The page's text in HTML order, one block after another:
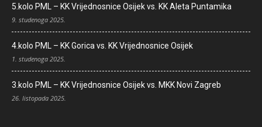
5.kolo PML – KK Vrijednosnice Osijek vs. KK Aleta Puntamika
9. studenoga 2025.
4.kolo PML – KK Gorica vs. KK Vrijednosnice Osijek
1. studenoga 2025.
3.kolo PML – KK Vrijednosnice Osijek vs. MKK Novi Zagreb
26. listopada 2025.